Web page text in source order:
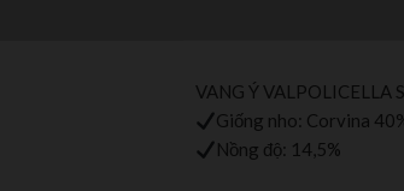
VANG Ý VALPOLICELLA
Giống nho: Corvina
Nồng độ: 14,5%